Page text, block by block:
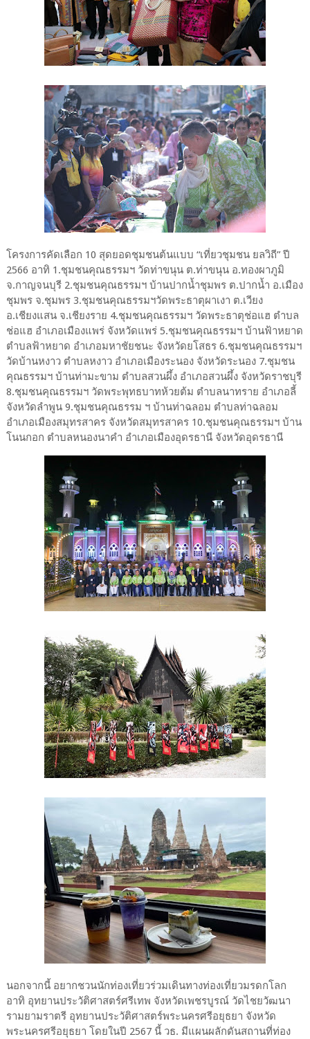
โครงการคัดเลือก 10 สุดยอดชุมชนต้นแบบ “เที่ยวชุมชน ยลวิถี” ปี
2566 อาทิ 1.ชุมชนคุณธรรมฯ วัดท่าขนุน ต.ท่าขนุน อ.ทองผาภูมิ
จ.กาญจนบุรี 2.ชุมชนคุณธรรมฯ บ้านปากน้ำชุมพร ต.ปากน้ำ อ.เมือง
ชุมพร จ.ชุมพร 3.ชุมชนคุณธรรมฯวัดพระธาตุผาเงา ต.เวียง
อ.เชียงแสน จ.เชียงราย 4.ชุมชนคุณธรรมฯ วัดพระธาตุช่อแฮ ตำบล
ช่อแฮ อำเภอเมืองแพร่ จังหวัดแพร่ 5.ชุมชนคุณธรรมฯ บ้านฟ้าหยาด
ตำบลฟ้าหยาด อำเภอมหาชัยชนะ จังหวัดยโสธร 6.ชุมชนคุณธรรมฯ
วัดบ้านหงาว ตำบลหงาว อำเภอเมืองระนอง จังหวัดระนอง 7.ชุมชน
คุณธรรมฯ บ้านท่ามะขาม ตำบลสวนผึ้ง อำเภอสวนผึ้ง จังหวัดราชบุรี
8.ชุมชนคุณธรรมฯ วัดพระพุทธบาทห้วยต้ม ตำบลนาทราย อำเภอลี้
จังหวัดลำพูน 9.ชุมชนคุณธรรม ฯ บ้านท่าฉลอม ตำบลท่าฉลอม
อำเภอเมืองสมุทรสาคร จังหวัดสมุทรสาคร 10.ชุมชนคุณธรรมฯ บ้าน
โนนกอก ตำบลหนองนาคำ อำเภอเมืองอุดรธานี จังหวัดอุดรธานี
นอกจากนี้ อยากชวนนักท่องเที่ยวร่วมเดินทางท่องเที่ยวมรดกโลก
อาทิ อุทยานประวัติศาสตร์ศรีเทพ จังหวัดเพชรบูรณ์ วัดไชยวัฒนา
รามยามราตรี อุทยานประวัติศาสตร์พระนครศรีอยุธยา จังหวัด
พระนครศรีอยุธยา โดยในปี 2567 นี้ วธ. มีแผนผลักดันสถานที่ท่อง